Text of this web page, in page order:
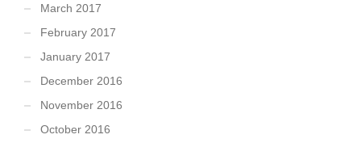
March 2017
February 2017
January 2017
December 2016
November 2016
October 2016